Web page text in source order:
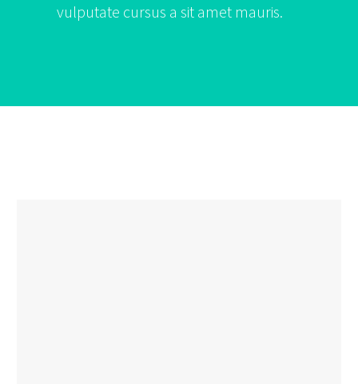
vulputate cursus a sit amet mauris.